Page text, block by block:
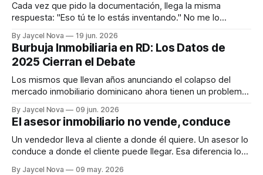
Cada vez que pido la documentación, llega la misma
respuesta: "Eso tú te lo estás inventando." No me lo
By Jaycel Nova 19 jun. 2026
Burbuja Inmobiliaria en RD: Los Datos de
2025 Cierran el Debate
Los mismos que llevan años anunciando el colapso del
mercado inmobiliario dominicano ahora tienen un problema:
By Jaycel Nova 09 jun. 2026
El asesor inmobiliario no vende, conduce
Un vendedor lleva al cliente a donde él quiere. Un asesor lo
conduce a donde el cliente puede llegar. Esa diferencia lo
By Jaycel Nova 09 may. 2026